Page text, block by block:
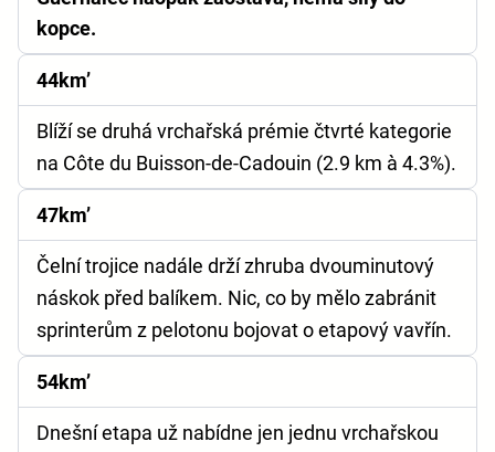
kopce.
44km’
Blíží se druhá vrchařská prémie čtvrté kategorie
na Côte du Buisson-de-Cadouin (2.9 km à 4.3%).
47km’
Čelní trojice nadále drží zhruba dvouminutový
náskok před balíkem. Nic, co by mělo zabránit
sprinterům z pelotonu bojovat o etapový vavřín.
54km’
Dnešní etapa už nabídne jen jednu vrchařskou